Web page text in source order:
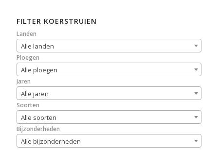
FILTER KOERSTRUIEN
Landen
Alle landen
Ploegen
Alle ploegen
Jaren
Alle jaren
Soorten
Alle soorten
Bijzonderheden
Alle bijzonderheden